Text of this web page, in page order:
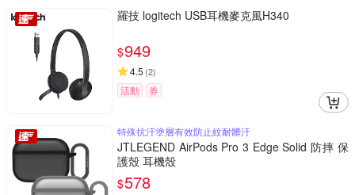
羅技 logitech USB耳機麥克風H340
$949
4.5 (2)
活動 券
特殊抗汙塗層有效防止紋耐髒汙
JTLEGEND AirPods Pro 3 Edge Solid 防摔 保
護殼 耳機殼
$578